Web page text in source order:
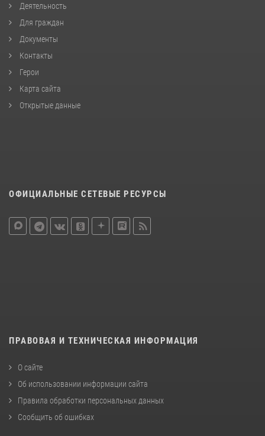
Деятельность
Для граждан
Документы
Контакты
Герои
Карта сайта
Открытые данные
ОФИЦИАЛЬНЫЕ СЕТЕВЫЕ РЕСУРСЫ
ПРАВОВАЯ И ТЕХНИЧЕСКАЯ ИНФОРМАЦИЯ
О сайте
Об использовании информации сайта
Правила обработки персональных данных
Сообщить об ошибках